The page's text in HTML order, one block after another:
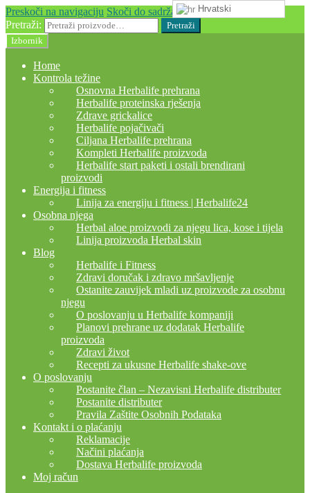
Preskoči na navigaciju Skoči do sadržaja
Pretraži:
Pretraži
Izbornik
Home
Kontrola težine
Osnovna Herbalife prehrana
Herbalife proteinska rješenja
Zdrave grickalice
Herbalife pojačivači
Ciljana Herbalife prehrana
Kompleti Herbalife proizvoda
Herbalife start paketi i ostali brendirani
proizvodi
Energija i fitness
Linija za energiju i fitness | Herbalife24
Osobna njega
Herbal aloe proizvodi za njegu lica, kose i tijela
Linija proizvoda Herbal skin
Blog
Herbalife i Fitness
Zdravi doručak i zdravo mršavljenje
Ostanite zauvijek mladi uz proizvode za osobnu
njegu
O poslovanju u Herbalife kompaniji
Planovi prehrane uz dodatak Herbalife
proizvoda
Zdravi život
Recepti za ukusne Herbalife shake-ove
O poslovanju
Postanite član – Nezavisni Herbalife distributer
Postanite distributer
Pravila Zaštite Osobnih Podataka
Kontakt i o plaćanju
Reklamacije
Načini plaćanja
Dostava Herbalife proizvoda
Moj račun
Hrvatski